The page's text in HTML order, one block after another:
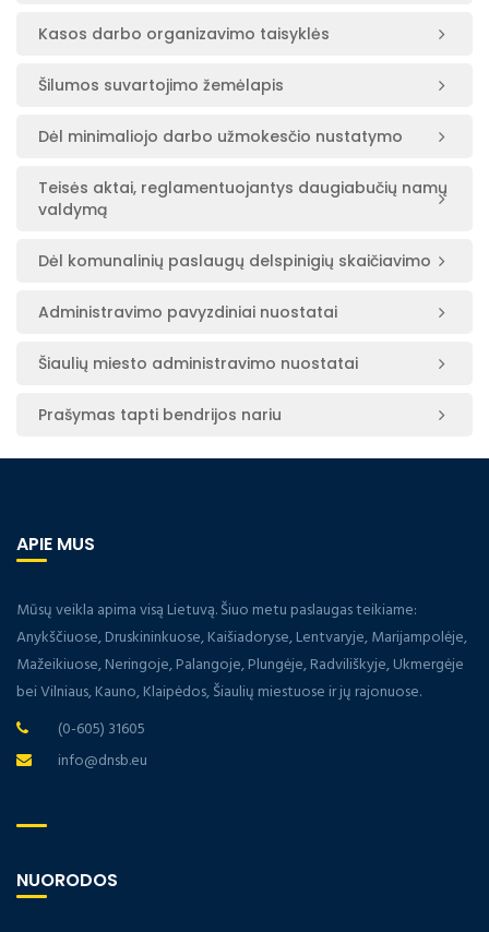
Kasos darbo organizavimo taisyklės
Šilumos suvartojimo žemėlapis
Dėl minimaliojo darbo užmokesčio nustatymo
Teisės aktai, reglamentuojantys daugiabučių namų
valdymą
Dėl komunalinių paslaugų delspinigių skaičiavimo
Administravimo pavyzdiniai nuostatai
Šiaulių miesto administravimo nuostatai
Prašymas tapti bendrijos nariu
APIE MUS
Mūsų veikla apima visą Lietuvą. Šiuo metu paslaugas teikiame:
Anykščiuose, Druskininkuose, Kaišiadoryse, Lentvaryje, Marijampolėje,
Mažeikiuose, Neringoje, Palangoje, Plungėje, Radviliškyje, Ukmergėje
bei Vilniaus, Kauno, Klaipėdos, Šiaulių miestuose ir jų rajonuose.
(0-605) 31605
info@dnsb.eu
NUORODOS